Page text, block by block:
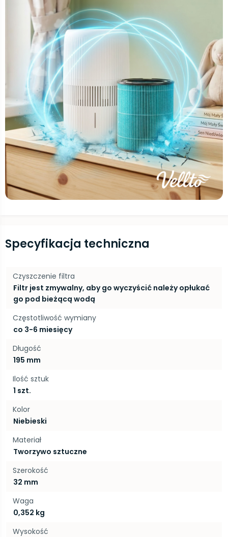
Specyfikacja techniczna
Czyszczenie filtra
Filtr jest zmywalny, aby go wyczyścić należy opłukać
go pod bieżącą wodą
Częstotliwość wymiany
co 3-6 miesięcy
Długość
195 mm
Ilość sztuk
1 szt.
Kolor
Niebieski
Materiał
Tworzywo sztuczne
Szerokość
32 mm
Waga
0,352 kg
Wysokość